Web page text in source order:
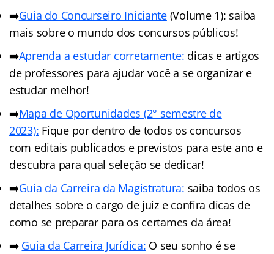
➡️Guia do Concurseiro Iniciante(Volume 1): saiba
mais sobre o mundo dos concursos públicos!
➡️Aprenda a estudar corretamente: dicas e artigos
de professores para ajudar você a se organizar e
estudar melhor!
➡️Mapa de Oportunidades (2° semestre de
2023): Fique por dentro de todos os concursos
com editais publicados e previstos para este ano e
descubra para qual seleção se dedicar!
➡️Guia da Carreira da Magistratura: saiba todos os
detalhes sobre o cargo de juiz e confira dicas de
como se preparar para os certames da área!
➡️ Guia da Carreira Jurídica: O seu sonho é se